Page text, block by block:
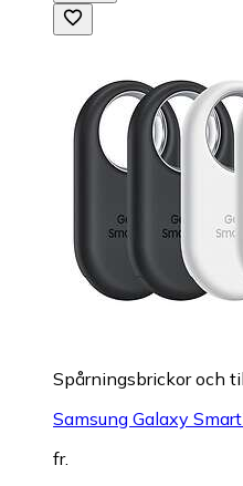
Spårningsbrickor och
Samsung Galaxy
fr.